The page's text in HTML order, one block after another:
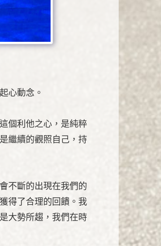
心動念。
個利他之心，是純粹
繼續的觀照自己，持
不斷的出現在我們的
得了合理的回饋。我
大勢所趨，我們在時